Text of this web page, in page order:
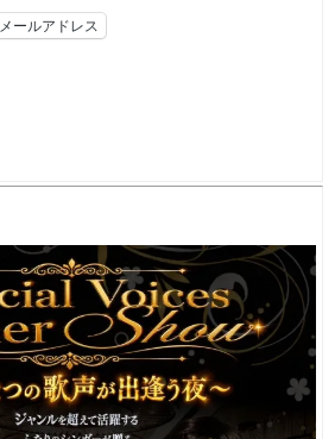
メールアドレス